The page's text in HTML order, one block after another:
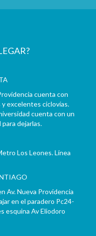
cuenta con
y excelentes ciclovías.
cuenta con un
dejarlas.
Los Leones. Línea
Av. Nueva Providencia
en el paradero Pc24-
esquina Av Eliodoro